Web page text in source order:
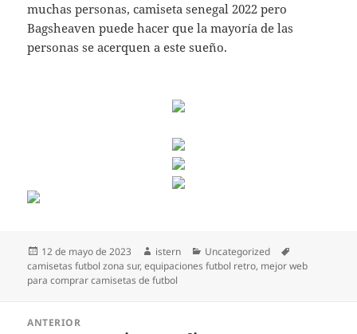
muchas personas, camiseta senegal 2022 pero
Bagsheaven puede hacer que la mayoría de las
personas se acerquen a este sueño.
Publicado
el
12 de mayo de 2023 Autor
istern Categorías
Uncategorized
camisetas futbol zona sur,equipaciones futbol retro, mejor web
para comprar camisetas de futbol
ANTERIOR